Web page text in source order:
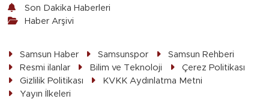
Son Dakika Haberleri
Haber Arşivi
Samsun Haber Samsunspor
Samsun Rehberi
Resmi ilanlar
Bilim ve Teknoloji
Çerez Politikası
Gizlilik Politikası
KVKK Aydınlatma Metni
Yayın İlkeleri